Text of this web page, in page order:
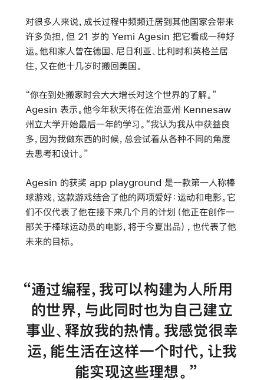
对很多人来说，成长过程中频频迁居到其他国家会带来
许多负担，但 21 岁的 Yemi Agesin 把它看成一种好
运。他和家人曾在德国、尼日利亚、比利时和英格兰居
住，又在他十几岁时搬回美国。
“你在到处搬家时会大大增长对这个世界的了解。”
Agesin 表示。他今年秋天将在佐治亚州 Kennesaw
州立大学开始最后一年的学习。“我认为我从中获益良
多，因为我做东西的时候，总会试着从各种不同的角度
去思考和设计。”
Agesin 的获奖 app playground 是一款第一人称棒
球游戏，这款游戏结合了他的两项爱好：运动和电影。它
们不仅代表了他在接下来几个月的计划（他正在创作一
部关于棒球运动员的电影，将于今夏出品），也代表了他
未来的目标。
通过编程，我可以构建为人所用
的世界，与此同时也为自己建立
事业、释放我的热情。我感觉很幸
运，能生活在这样一个时代，让我
能实现这些理想。